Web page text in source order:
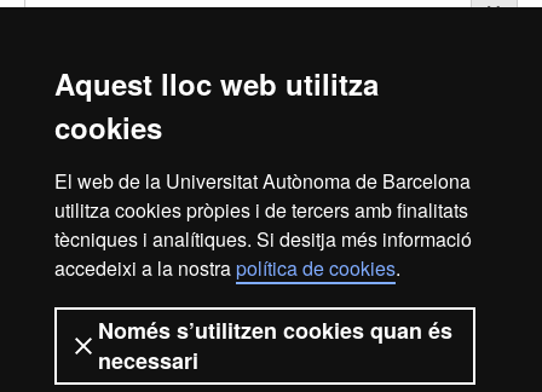
Aquest lloc web utilitza
cookies
El web de la Universitat Autònoma de Barcelona
utilitza cookies pròpies i de tercers amb finalitats
tècniques i analítiques. Si desitja més informació
accedeixi a la nostrapolítica de cookies.
Només s’utilitzen cookies quan és
necessari
Fins a
Cerca
Reconeixement internacional de l'excel·lència
HR